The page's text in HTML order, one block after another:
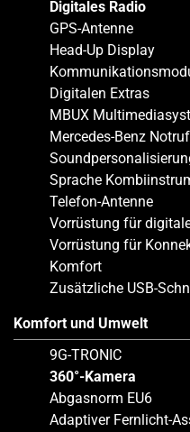
Digitales Radio
GPS-Antenne
Head-Up Display
Digitalen Extras
MBUX
Mercedes-Benz
Sprache
Telefon-Antenne
Vorrüstung für
Vorrüstung für
Komfort
Zusätzliche USB-
Komfort und Umwelt
9G-TRONIC
360°-Kamera
Abgasnorm EU6
Adaptiver Fernlicht-